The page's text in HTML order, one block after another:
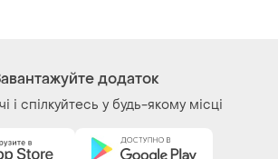
додаток
і спілкуйтесь у будь-якому місці